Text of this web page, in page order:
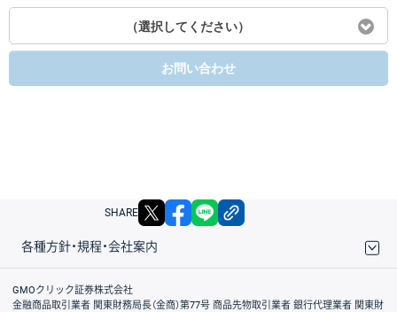
（選択してください）
お問い合わせ
SHARE X facebook
各種方針・規程・会社案内
取引規程・約款
サイトマップ
その他のご案内
個人情報保護方針
最良執行方針
サイトのご利用について
ディスクレイマー
信託保全
リスク説明
会社案内
GMOクリック証券株式会社
金融商品取引業者 関東財務局長（金商）第77号 商品先物取引業者 銀行代理業者 関東財